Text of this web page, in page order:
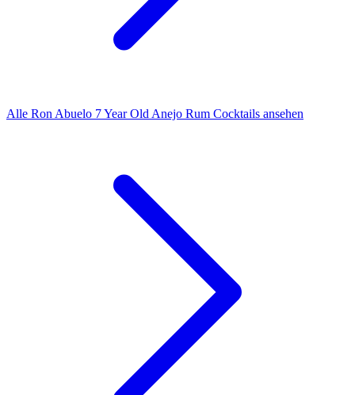
Alle Ron Abuelo 7 Year Old Anejo Rum Cocktails ansehen